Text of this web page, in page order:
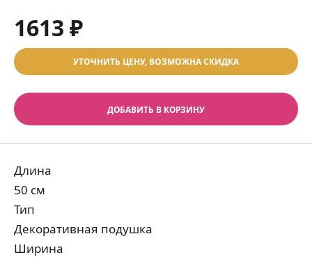
1613 ₽
УТОЧНИТЬ ЦЕНУ, ВОЗМОЖНА СКИДКА
ДОБАВИТЬ В КОРЗИНУ
Длина
50 см
Тип
Декоративная подушка
Ширина